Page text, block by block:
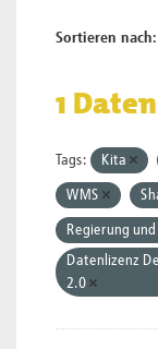
Sortieren nach
1
Tags: Kita
WMS
Regierung
Datenlizenz
2.0